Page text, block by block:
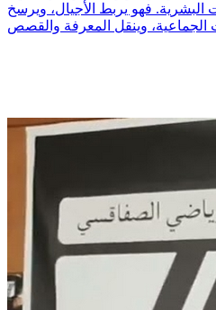
البشرية. فهو يربط الأجيال، ويرسخ